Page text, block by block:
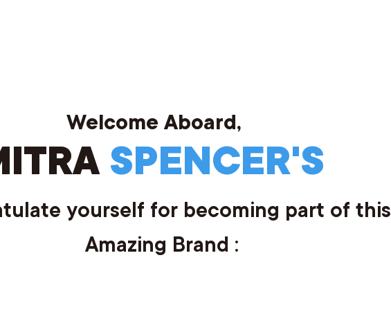
SPENCER'S
Welcome Aboard,
yourself for becoming part of this
Amazing Brand :